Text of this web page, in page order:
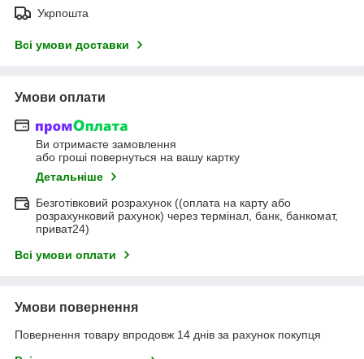
Укрпошта
Всі умови доставки
Умови оплати
Ви отримаєте замовлення
або гроші повернуться на вашу картку
Детальніше
Безготівковий розрахунок ((оплата на карту або
розрахунковий рахунок) через термінал, банк, банкомат,
приват24)
Всі умови оплати
Умови повернення
Повернення товару впродовж 14 днів за рахунок покупця